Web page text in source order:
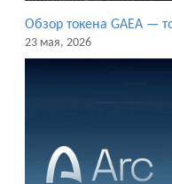
Обзор токена GAEA —
23 мая, 2026